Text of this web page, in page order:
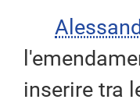
inserire tra